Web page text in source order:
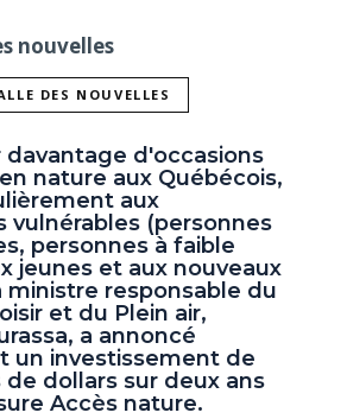
nouvelles
DES NOUVELLES
d'occasions
nature aux Québécois,
aux
vulnérables (personnes
personnes à faible
jeunes et aux nouveaux
ministre responsable du
et du Plein air,
a annoncé
un investissement de
de dollars sur deux ans
Accès nature.